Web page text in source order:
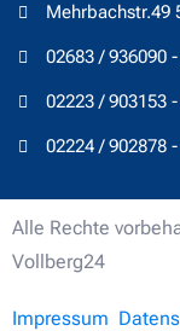
Mehrbachstr.49
02683 / 936090
02223 / 903153
02224 / 902878
Alle Rechte
Vollberg24
Impressum